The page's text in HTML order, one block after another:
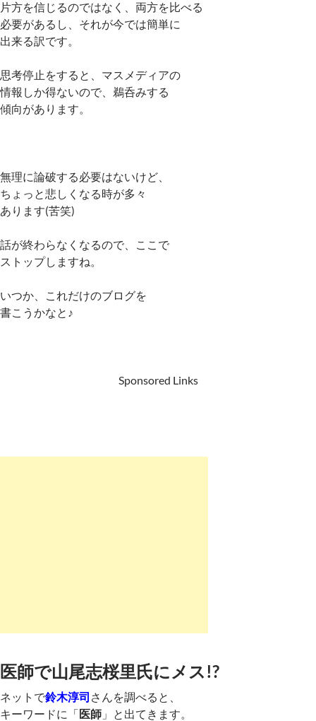
片方を信じるのではなく、両方を比べる
必要があるし、それが今では簡単に
出来る訳です。
思考停止をすると、マスメディアの
情報しか得ないので、鵜呑みする
傾向があります。
無理に論破する必要はないけど、
ちょっと悲しくなる時が多々
あります(苦笑)
話が終わらなくなるので、ここで
ストップしますね。
いつか、これだけのブログを
書こうかなと♪
Sponsored Links
医師で山尾志桜里氏にメス!?
ネットで鈴木淳司 さんを調べると、
キーワードに「医師 」と出てきます。